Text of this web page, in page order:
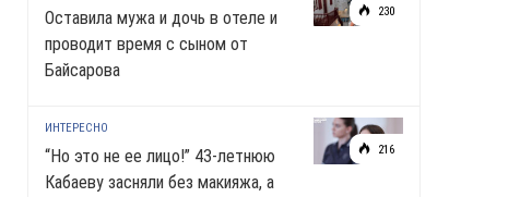
230
Оставила мужа и дочь в отеле и
проводит время с сыном от
Байсарова
216
ИНТЕРЕСНО
“Но это не ее лицо!” 43-летнюю
Кабаеву засняли без макияжа, а